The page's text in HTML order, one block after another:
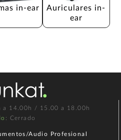
in-ear
Auriculares in-
ear
a 14.00h / 15.00 a 18.00h
: Cerrado
Audio Profesional